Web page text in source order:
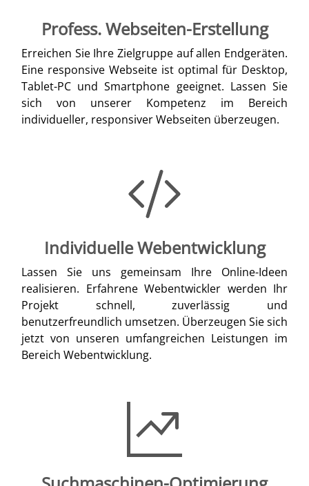
Profess. Webseiten-Erstellung
Erreichen Sie Ihre Zielgruppe auf allen Endgeräten.
Eine responsive Webseite ist optimal für Desktop,
Tablet-PC und Smartphone geeignet. Lassen Sie
sich von unserer Kompetenz im Bereich
individueller, responsiver Webseiten überzeugen.
Individuelle Webentwicklung
Lassen Sie uns gemeinsam Ihre Online-Ideen
realisieren. Erfahrene Webentwickler werden Ihr
Projekt schnell, zuverlässig und
benutzerfreundlich umsetzen. Überzeugen Sie sich
jetzt von unseren umfangreichen Leistungen im
Bereich Webentwicklung.